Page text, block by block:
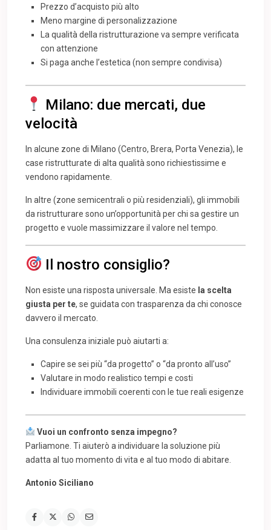
Prezzo d’acquisto più alto
Meno margine di personalizzazione
La qualità della ristrutturazione va sempre verificata
con attenzione
Si paga anche l’estetica (non sempre condivisa)
Milano: due mercati, due
velocità
In alcune zone di Milano (Centro, Brera, Porta Venezia), le
case ristrutturate di alta qualità sono richiestissime e
vendono rapidamente.
In altre (zone semicentrali o più residenziali), gli immobili
da ristrutturare sono un’opportunità per chi sa gestire un
progetto e vuole massimizzare il valore nel tempo.
Il nostro consiglio?
Non esiste una risposta universale. Ma esiste la scelta
giusta per te, se guidata con trasparenza da chi conosce
davvero il mercato.
Una consulenza iniziale può aiutarti a:
Capire se sei più “da progetto” o “da pronto all’uso”
Valutare in modo realistico tempi e costi
Individuare immobili coerenti con le tue reali esigenze
Vuoi un confronto senza impegno?
Parliamone. Ti aiuterò a individuare la soluzione più
adatta al tuo momento di vita e al tuo modo di abitare.
Antonio Siciliano